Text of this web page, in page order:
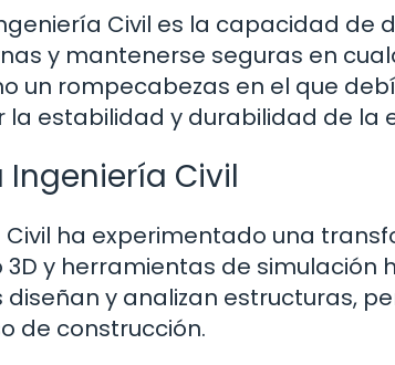
Civil es la capacidad de
y mantenerse seguras en
un rompecabezas en el que
estabilidad y durabilidad de la
Civil
ha experimentado una
y herramientas de simulación
y analizan estructuras,
de construcción.